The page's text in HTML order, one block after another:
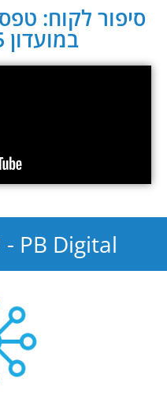
סיפור לקוח:
במועדון CLUB 365:
PB Digital - יתרונות עיקריים